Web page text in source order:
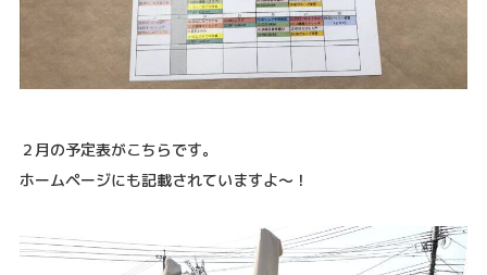
２月の予定表がこちらです。
ホームページにも記載されていますよ～！